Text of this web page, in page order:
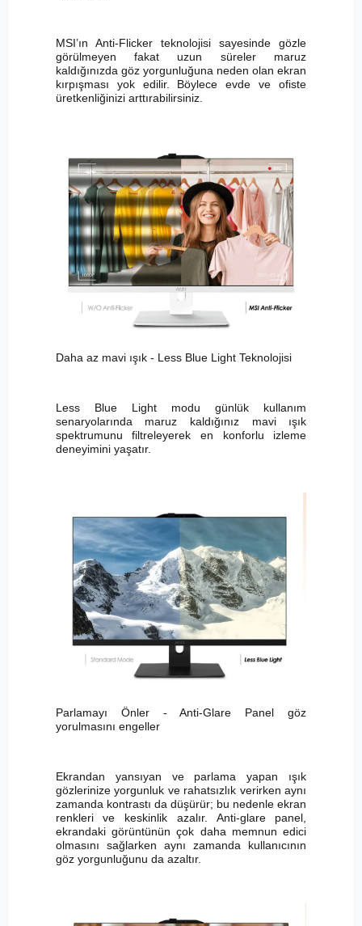
MSI’ın Anti-Flicker teknolojisi sayesinde gözle
görülmeyen fakat uzun süreler maruz
kaldığınızda göz yorgunluğuna neden olan ekran
kırpışması yok edilir. Böylece evde ve ofiste
üretkenliğinizi arttırabilirsiniz.
Daha az mavi ışık - Less Blue Light Teknolojisi
Less Blue Light modu günlük kullanım
senaryolarında maruz kaldığınız mavi ışık
spektrumunu filtreleyerek en konforlu izleme
deneyimini yaşatır.
Parlamayı Önler - Anti-Glare Panel göz
yorulmasını engeller
Ekrandan yansıyan ve parlama yapan ışık
gözlerinize yorgunluk ve rahatsızlık verirken aynı
zamanda kontrastı da düşürür; bu nedenle ekran
renkleri ve keskinlik azalır. Anti-glare panel,
ekrandaki görüntünün çok daha memnun edici
olmasını sağlarken aynı zamanda kullanıcının
göz yorgunluğunu da azaltır.